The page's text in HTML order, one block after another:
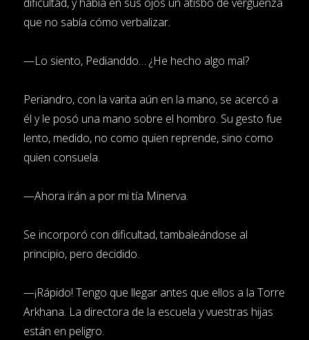
que no sabía cómo verbalizar.
—Lo siento, Pedianddo… ¿He hecho algo mal?
Periandro, con la varita aún en la mano, se acercó a
él y le posó una mano sobre el hombro. Su gesto fue
lento, medido, no como quien reprende, sino como
quien consuela.
—Ahora irán a por mi tía Minerva.
Se incorporó con dificultad, tambaleándose al
principio, pero decidido.
—¡Rápido! Tengo que llegar antes que ellos a la Torre
Arkhana. La directora de la escuela y vuestras hijas
están en peligro.